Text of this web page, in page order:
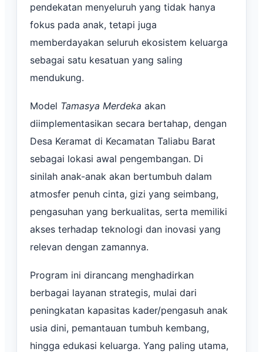
pendekatan menyeluruh yang tidak hanya
fokus pada anak, tetapi juga
memberdayakan seluruh ekosistem keluarga
sebagai satu kesatuan yang saling
mendukung.
Model Tamasya Merdeka akan
diimplementasikan secara bertahap, dengan
Desa Keramat di Kecamatan Taliabu Barat
sebagai lokasi awal pengembangan. Di
sinilah anak-anak akan bertumbuh dalam
atmosfer penuh cinta, gizi yang seimbang,
pengasuhan yang berkualitas, serta memiliki
akses terhadap teknologi dan inovasi yang
relevan dengan zamannya.
Program ini dirancang menghadirkan
berbagai layanan strategis, mulai dari
peningkatan kapasitas kader/pengasuh anak
usia dini, pemantauan tumbuh kembang,
hingga edukasi keluarga. Yang paling utama,